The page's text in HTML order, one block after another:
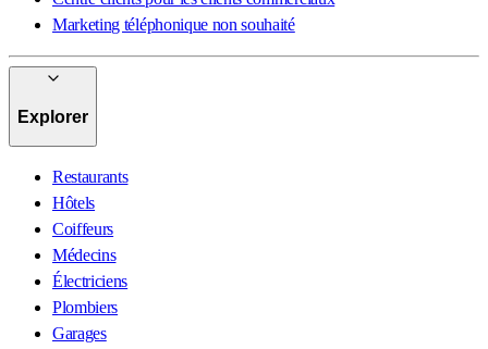
Marketing téléphonique non souhaité
Explorer
Restaurants
Hôtels
Coiffeurs
Médecins
Électriciens
Plombiers
Garages